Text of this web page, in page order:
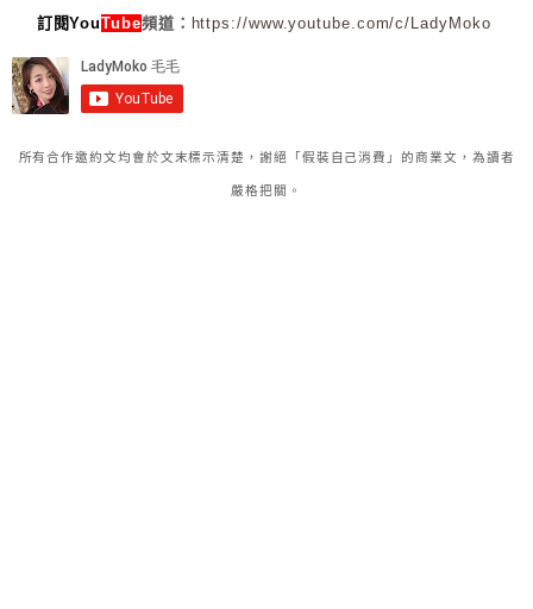
訂閱YouTube頻道： https://www.youtube.com/c/LadyMoko
所有合作邀約文均會於文末標示清楚，謝絕「假裝自己消費」的商業文，為讀者
嚴格把關。